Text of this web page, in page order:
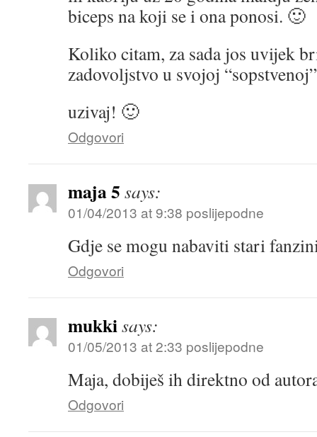
biceps na koji se i ona ponosi. 🙂
Koliko citam, za sada jos uvijek
zadovoljstvo u svojoj
uzivaj! 🙂
Odgovori
maja 5 says:
01/04/2013 at 9:38 poslijepodne
Gdje se mogu nabaviti stari
Odgovori
mukkisays:
01/05/2013 at 2:33 poslijepodne
Maja, dobiješ ih direktno od
Odgovori